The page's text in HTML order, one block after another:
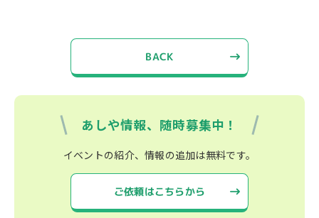
BACK
あしや情報、随時募集中！
イベントの紹介、情報の追加は無料です。
ご依頼はこちらから